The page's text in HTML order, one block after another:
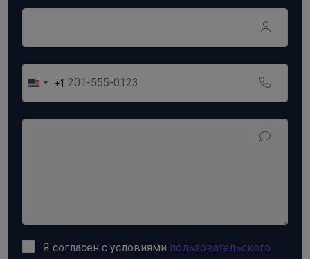
United
States
+1
+1
Я согласен с условиями пользовательского